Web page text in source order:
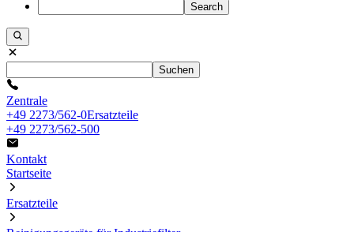
Search
Suchen
Zentrale
+49 2273/562-0Ersatzteile
+49 2273/562-500
Kontakt
Startseite
Ersatzteile